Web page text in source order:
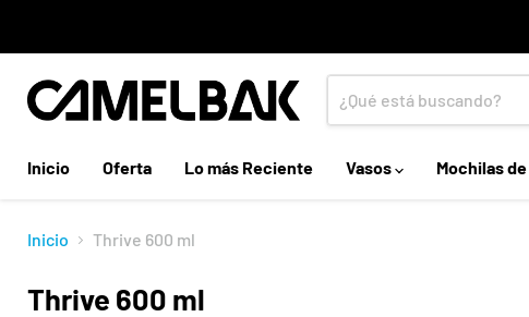
Inicio
Oferta Lo más Reciente Vasos Mochilas
Inicio Thrive 600 ml
Thrive 600 ml